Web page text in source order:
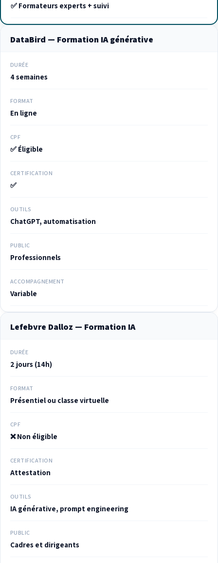
✅ Formateurs experts + suivi
DataBird — Formation IA générative
DURÉE
4 semaines
FORMAT
En ligne
CPF
✅ Éligible
CERTIFICATION
✅
OUTILS
ChatGPT, automatisation
PUBLIC
Professionnels
ACCOMPAGNEMENT
Variable
Lefebvre Dalloz — Formation IA
DURÉE
2 jours (14h)
FORMAT
Présentiel ou classe virtuelle
CPF
❌ Non éligible
CERTIFICATION
Attestation
OUTILS
IA générative, prompt engineering
PUBLIC
Cadres et dirigeants